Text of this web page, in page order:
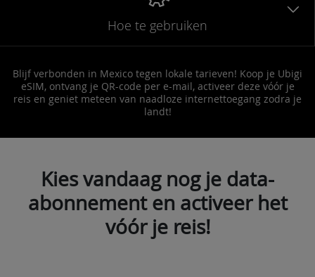
Hoe te gebruiken
Blijf verbonden in Mexico tegen lokale tarieven! Koop je Ubigi
eSIM, ontvang je QR-code per e-mail, activeer deze vóór je
reis en geniet meteen van naadloze internettoegang zodra je
landt!
Kies vandaag nog je data-
abonnement en activeer het
vóór je reis!